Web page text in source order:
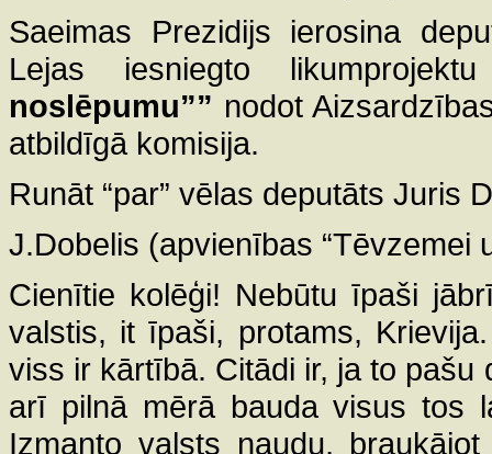
Saeimas Prezidijs ierosina
Lejas iesniegto
noslēpumu”” nodot
atbildīgā komisija.
Runāt “par” vēlas deputāts Juris
J.Dobelis (apvienības “Tēvzemei
Cienītie kolēģi! Nebūtu īpaši
valstis, it īpaši, protams,
viss ir kārtībā. Citādi ir, ja to
arī pilnā mērā bauda visus tos
Izmanto valsts naudu,